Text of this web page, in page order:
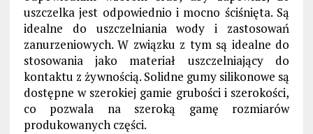
uszczelka jest odpowiednio i mocno ściśnięta. Są
idealne do uszczelniania wody i zastosowań
zanurzeniowych. W związku z tym są idealne do
stosowania jako materiał uszczelniający do
kontaktu z żywnością. Solidne gumy silikonowe są
dostępne w szerokiej gamie grubości i szerokości,
co pozwala na szeroką gamę rozmiarów
produkowanych części.